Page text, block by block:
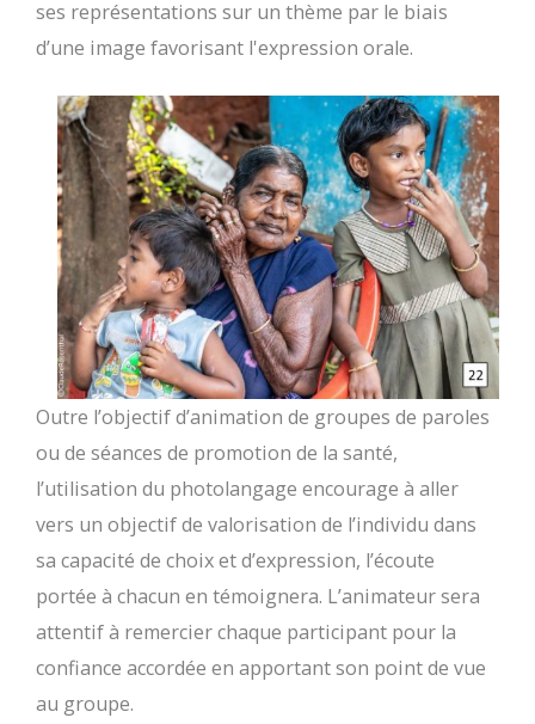
ses représentations sur un thème par le biais
d’une image favorisant l'expression orale.
Outre l’objectif d’animation de groupes de paroles
ou de séances de promotion de la santé,
l’utilisation du photolangage encourage à aller
vers un objectif de valorisation de l’individu dans
sa capacité de choix et d’expression, l’écoute
portée à chacun en témoignera. L’animateur sera
attentif à remercier chaque participant pour la
confiance accordée en apportant son point de vue
au groupe.